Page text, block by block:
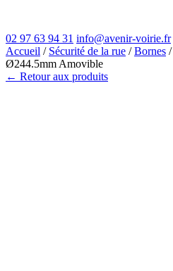
02 97 63 94 31 info@avenir-voirie.fr
Accueil / Sécurité de la rue /Bornes /
Ø244.5mm Amovible
← Retour aux produits